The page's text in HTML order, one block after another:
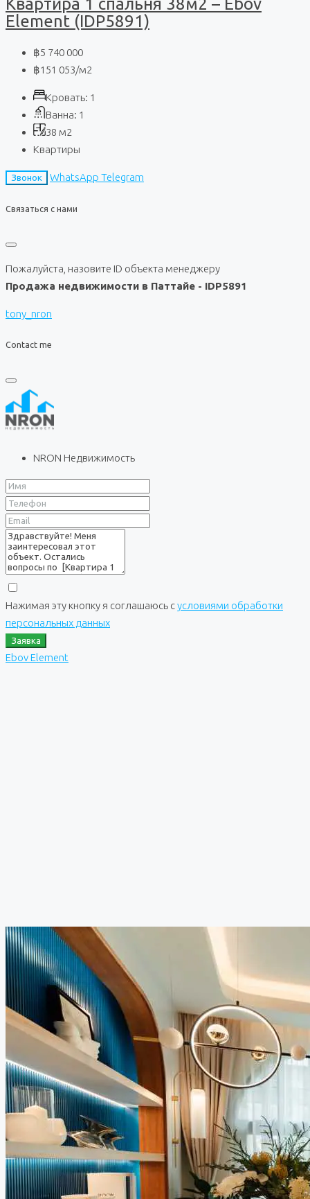
Квартира 1 спальня 38м2 – Ebov
Element (IDP5891)
฿5 740 000
฿151 053/м2
Кровать: 1
Ванна: 1
38 м2
Квартиры
Звонок WhatsApp Telegram
Связаться с нами
Пожалуйста, назовите ID объекта менеджеру
Продажа недвижимости в Паттайе - IDP5891
tony_nron
Contact me
NRON Недвижимость
Нажимая эту кнопку я соглашаюсь сусловиями обработки
персональных данных
Заявка
Ebov Element